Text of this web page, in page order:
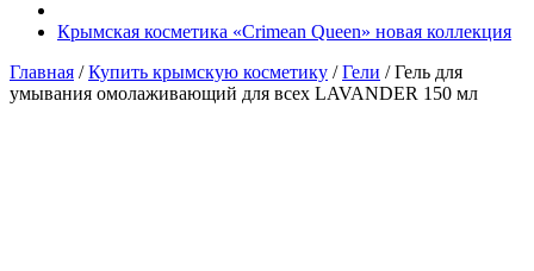
Крымская косметика «Crimean Queen» новая коллекция
Главная /Купить крымскую косметику /Гели / Гель для
умывания омолаживающий для всех LAVANDER 150 мл